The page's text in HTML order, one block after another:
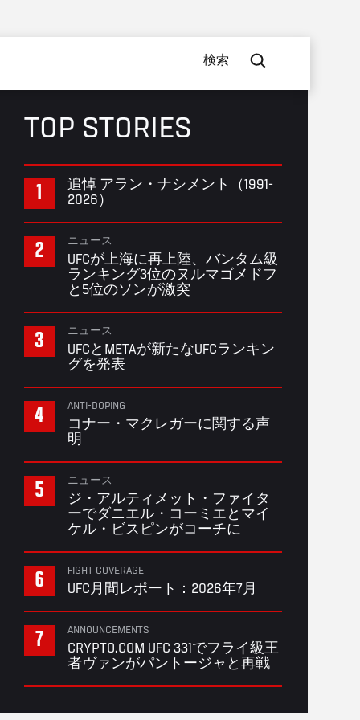
検索
TOP STORIES
追悼 アラン・ナシメント（1991-
2026）
ニュース
UFCが上海に再上陸、バンタム級
ランキング3位のヌルマゴメドフ
と5位のソンが激突
ニュース
UFCとMETAが新たなUFCランキン
グを発表
ANTI-DOPING
コナー・マクレガーに関する声
明
ニュース
ジ・アルティメット・ファイタ
ーでダニエル・コーミエとマイ
ケル・ビスピンがコーチに
FIGHT COVERAGE
UFC月間レポート：2026年7月
ANNOUNCEMENTS
CRYPTO.COM UFC 331でフライ級王
者ヴァンがパントージャと再戦